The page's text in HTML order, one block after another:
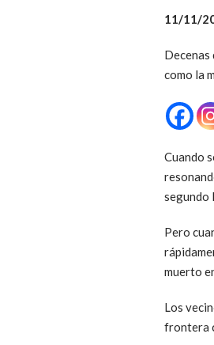
11/11/
Decenas
como la
Cuando
segundo
Pero
muerto
Los
frontera